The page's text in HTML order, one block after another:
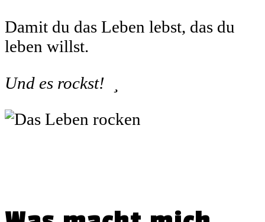
Damit du das Leben lebst, das du
leben willst.
Und es rockst!